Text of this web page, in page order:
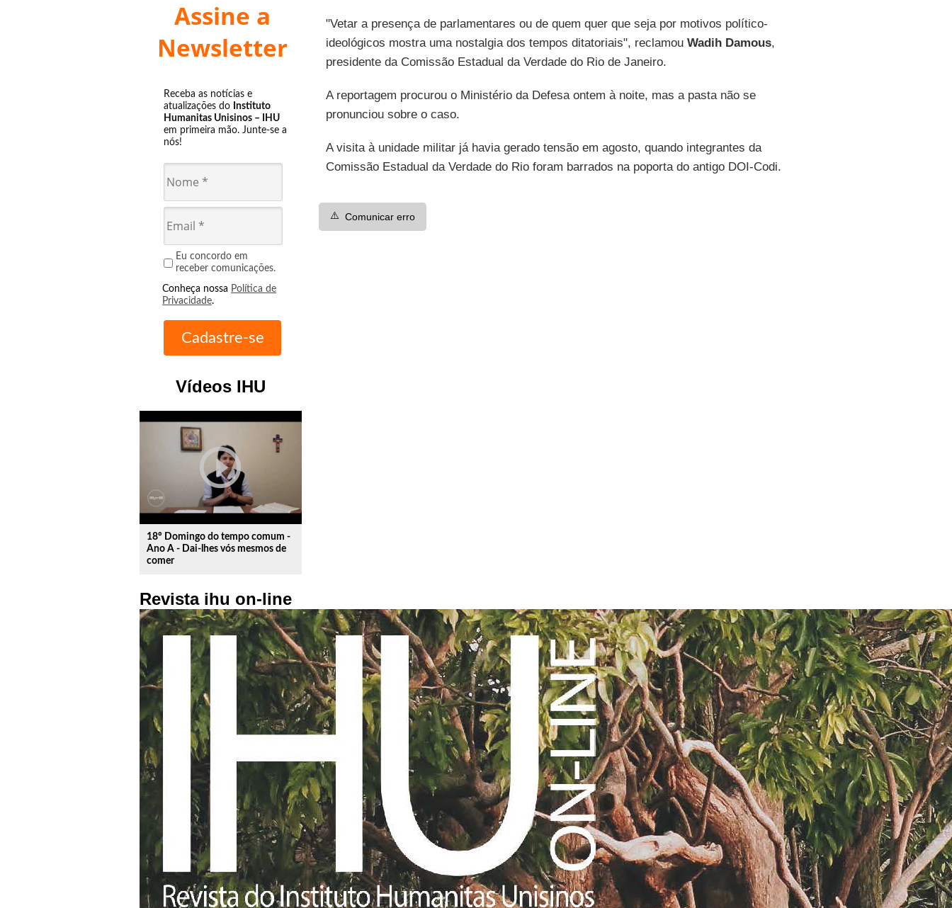
Assine a
Newsletter
Receba as notícias e
atualizações do Instituto
Humanitas Unisinos – IHU
em primeira mão. Junte-se a
nós!
Eu concordo em
receber comunicações.
Conheça nossa Política de
Privacidade.
Vídeos IHU
play_circle_outline
18º Domingo do tempo comum -
Ano A - Dai-lhes vós mesmos de
comer
Revista ihu on-line
"Vetar a presença de parlamentares ou de quem quer que seja por motivos político-
ideológicos mostra uma nostalgia dos tempos ditatoriais", reclamou Wadih Damous,
presidente da Comissão Estadual da Verdade do Rio de Janeiro.
A reportagem procurou o Ministério da Defesa ontem à noite, mas a pasta não se
pronunciou sobre o caso.
A visita à unidade militar já havia gerado tensão em agosto, quando integrantes da
Comissão Estadual da Verdade do Rio foram barrados na poporta do antigo DOI-Codi.
⚠️ Comunicar erro